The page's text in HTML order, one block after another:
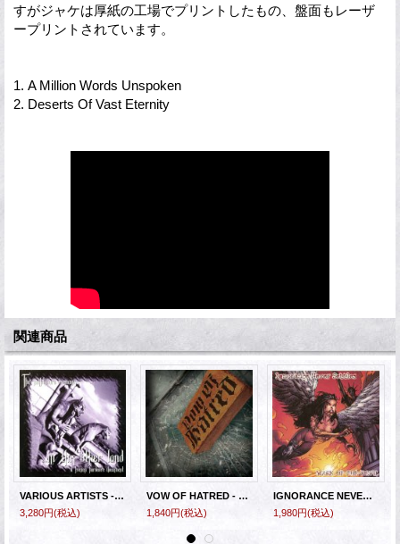
すがジャケは厚紙の工場でプリントしたもの、盤面もレーザ
ープリントされています。
1. A Million Words Unspoken
2. Deserts Of Vast Eternity
関連商品
VARIOUS ARTISTS - The Nightmare Remains... In This Other Land - A French Hardcore Document [2xCD] (USED)
3,280円(税込)
VOW OF HATRED - S/T [CD]
1,840円(税込)
IGNORANCE NEVER SETTLES / MARK OF THE DEVIL - Split [CD]
1,980円(税込)